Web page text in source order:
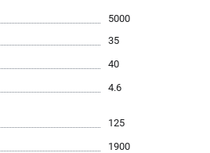
данных5000
35
40
4.6
125
1900